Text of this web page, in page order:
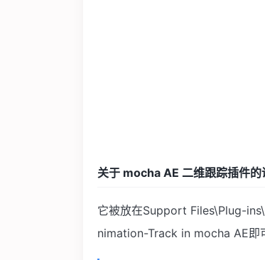
关于 mocha AE 二维跟踪插件的
它被放在Support Files\Plug-
nimation-Track in mocha AE即